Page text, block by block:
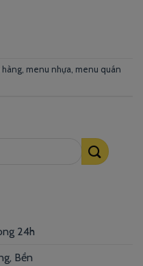
hàng, menu nhựa, menu quán
24h
Bền